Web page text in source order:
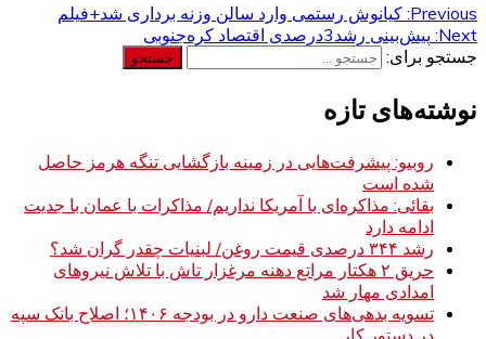
Previous: کیانوش رستمی وارد سالن وزنه برداری شد+فیلم
Next: پیش‌بینی رشد3درصدی اقتصاد کره‌جنوبی
جستجو برای:
نوشته‌های تازه
روبیو: پیشرفت‌هایی در زمینه بازگشایی تنگه هرمز حاصل
شده است
بقائی: مذاکره‌ای با آمریکا نداریم/ مذاکرات با عمان با جدیت
ادامه دارد
رشد ۳۴۴ درصدی قیمت روغن/ لبنیات چقدر گران شد؟
حریق ۲ هکتار مراتع دهنه مرغزار تاش با تلاش نیروهای
امدادی مهار شد
تسویه بدهی‌های صنعت دارو در بودجه ۱۴۰۶؛ اصلاح بانک سپه
در دستور کار